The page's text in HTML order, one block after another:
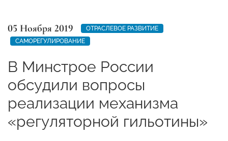
05 Ноября 2019
ОТРАСЛЕВОЕ РАЗВИТИЕ
САМОРЕГУЛИРОВАНИЕ
В Минстрое России
обсудили вопросы
реализации механизма
«регуляторной гильотины»